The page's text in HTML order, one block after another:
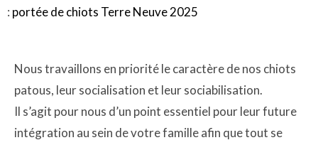
: portée de chiots Terre Neuve 2025
Nous travaillons en priorité le caractère de nos chiots
patous, leur socialisation et leur sociabilisation.
Il s’agit pour nous d’un point essentiel pour leur future
intégration au sein de votre famille afin que tout se